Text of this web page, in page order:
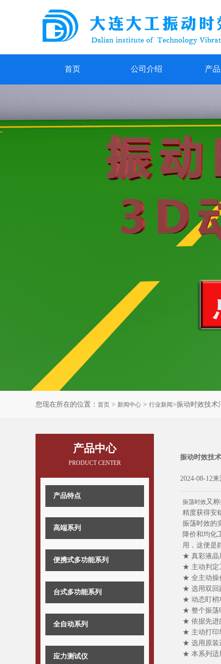
首页 公司介绍 产
您现在所在的位置： 首页 > 新闻中心 > 行业新闻>振动时效技术
产品中心
PRODUCT CENTER
产品特点
高端系列
便携式多功能系列
台式多功能系列
全自动系列
应力测试仪
振动时效技
2024-08-12
振荡时效 又
精度获得安
振荡时效的
降价和均化
用，这便是
★ 真彩液晶
★ 主动判定
★ 全主动操
★ 选用双回
★ 动态盯梢
★ 整个振荡
★ 依据先进
★ 主动打印
★ 选用原装
★ 本系列适